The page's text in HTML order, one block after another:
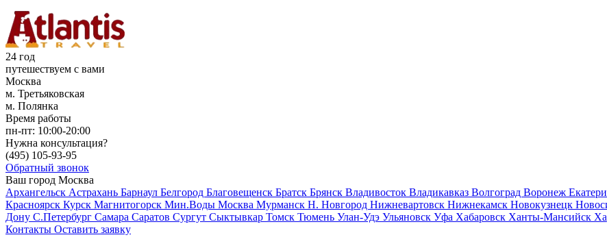
24 год
путешествуем с вами
Москва
м. Третьяковская
м. Полянка
Время работы
пн-пт: 10:00-20:00
Нужна консультация?
(495) 105-93-95
Обратный звонок
Ваш город Москва
Архангельск Астрахань Барнаул Белгород Благовещенск Братск Брянск Владивосток Владикавказ Волгоград Воронеж
Красноярск Курск Магнитогорск Мин.Воды Москва Мурманск Н. Новгород Нижневартовск Нижнекамск Новокузнецк
Дону С.Петербург Самара Саратов Сургут Сыктывкар Томск Тюмень Улан-Удэ Ульяновск Уфа Хабаровск Ханты-Мансийск
Контакты Оставить заявку